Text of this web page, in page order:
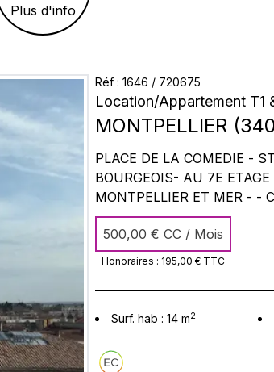
Plus d'info
Réf : 1646 / 720675
Location/Appartement T1
MONTPELLIER(
PLACE DE LA COMEDIE - STUDIO MEUBLE 14 M2 -
BOURGEOIS- AU 7E ETAGE AVEC ASCENSEUR- TRES
MONTPELLIER ET MER - - COUP
Libre courant aout REFERENCES EXIGEES AGENCE DES BEAUX ARTS
0686558859
500,00 € CC / Mois
Honoraires : 195,00 € TTC
Surf. hab : 14m2